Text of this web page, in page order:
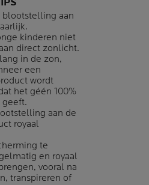
blootstelling aan
kinderen niet
direct zonlicht.
in de zon,
een
wordt
het géén 100%
geeft.
aan de
royaal
te
en royaal
vooral na
transpireren of